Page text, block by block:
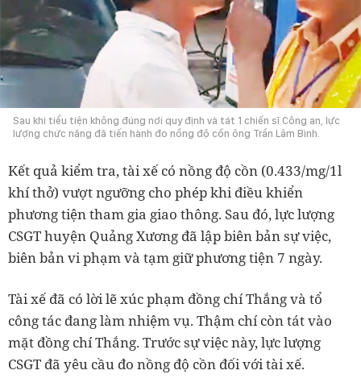
Sau khi tiểu tiện không đúng nơi quy định và tát 1 chiến sĩ Công an, lực
lượng chức năng đã tiến hành đo nồng độ cồn ông Trần Lâm Bình.
Kết quả kiểm tra, tài xế có nồng độ cồn (0.433/mg/1l
khí thở) vượt ngưỡng cho phép khi điều khiển
phương tiện tham gia giao thông. Sau đó, lực lượng
CSGT huyện Quảng Xương đã lập biên bản sự việc,
biên bản vi phạm và tạm giữ phương tiện 7 ngày.
Tài xế đã có lời lẽ xúc phạm đồng chí Thắng và tổ
công tác đang làm nhiệm vụ. Thậm chí còn tát vào
mặt đồng chí Thắng. Trước sự việc này, lực lượng
CSGT đã yêu cầu đo nồng độ cồn đối với tài xế.